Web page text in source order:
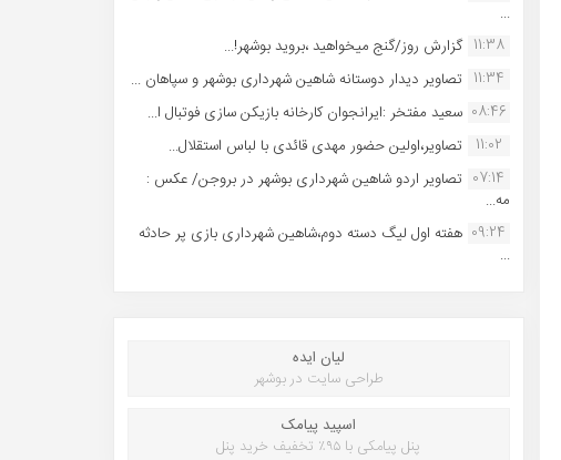
...
11:38 گزارش روز/گنج میخواهید ،بروید بوشهر!...
11:34 تصاویر دیدار دوستانه شاهین شهردارى بوشهر و سپاهان ...
08:46 سعید مفتخر :ایرانجوان کارخانه بازیکن سازی فوتبال ا...
11:02
تصاویر،اولین حضور مهدی قائدی با لباس استقلال...
07:14 تصاویر اردو شاهین شهرداری بوشهر در بروجن/ عکس :
مه...
09:24 هفته اول لیگ دسته دوم،شاهین شهرداری بازی پر حادثه
...
لیان ایده
طراحی سایت در بوشهر
اسپید پیامک
پنل پیامکی با ۹۵٪ تخفیف خرید پنل